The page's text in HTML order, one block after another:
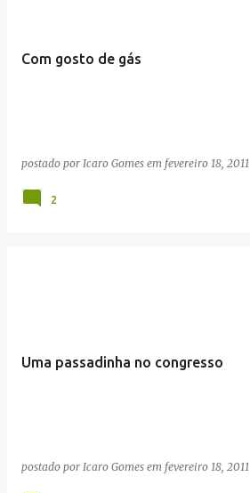
Com gosto de gás
postado por Icaro Gomes em fevereiro 18, 2011
2
Uma passadinha no congresso
postado por Icaro Gomes em fevereiro 18, 2011